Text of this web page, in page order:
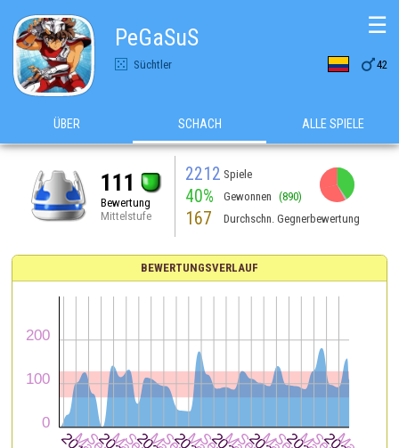
PeGaSuS
Süchtler 42
☰
ÜBER SCHACH ALLE SPIELE
111
Bewertung
Mittelstufe
2212 Spiele
40% Gewonnen (890)
167 Durchschn. Gegnerbewertung
BEWERTUNGSVERLAUF